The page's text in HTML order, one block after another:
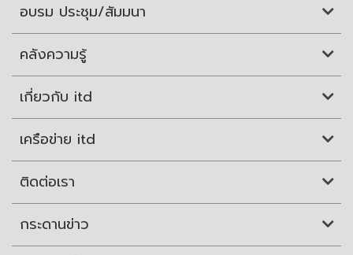
อบรม ประชุม/สัมมนา
คลังความรู้
เกี่ยวกับ itd
เครือข่าย itd
ติดต่อเรา
กระดานข่าว